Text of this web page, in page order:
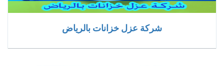
شركة عزل خزانات بالرياض